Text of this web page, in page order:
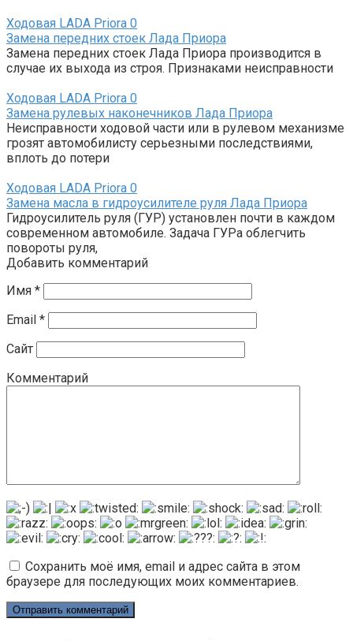
Ходовая LADA Priora 0
Замена передних стоек Лада Приора
Замена передних стоек Лада Приора производится в
случае их выхода из строя. Признаками неисправности
Ходовая LADA Priora 0
Замена рулевых наконечников Лада Приора
Неисправности ходовой части или в рулевом механизме
грозят автомобилисту серьезными последствиями,
вплоть до потери
Ходовая LADA Priora 0
Замена масла в гидроусилителе руля Лада Приора
Гидроусилитель руля (ГУР) установлен почти в каждом
современном автомобиле. Задача ГУРа облегчить
повороты руля,
Добавить комментарий
Имя *
Email *
Сайт
Комментарий
Сохранить моё имя, email и адрес сайта в этом
браузере для последующих моих комментариев.